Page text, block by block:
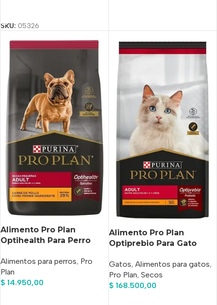
SKU: 05326
Alimento Pro Plan
Optihealth Para Perro
Sabor Pollo En Bolsa De
1 kg
Alimentos para perros, Pro
Plan
$ 14.950,00
Alimento Pro Plan
Optiprebio Para Gato
Arroz En Bolsa De 15 kg
Gatos, Alimentos para gatos,
Pro Plan, Secos
$ 168.500,00